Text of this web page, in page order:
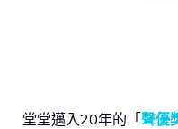
堂堂邁入20年的「聲優